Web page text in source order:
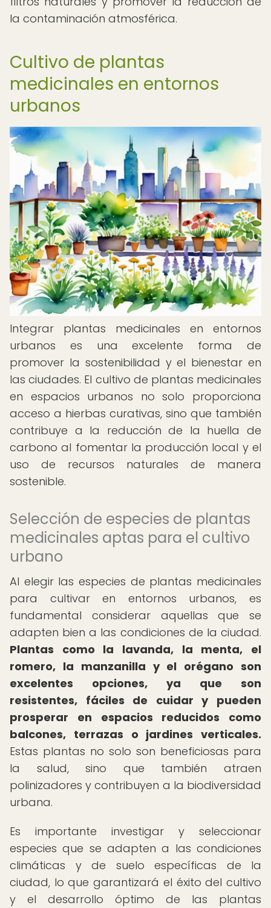
la contaminación atmosférica.
Cultivo de plantas
medicinales en entornos
urbanos
Integrar plantas medicinales en entornos
urbanos es una excelente forma de
promover la sostenibilidad y el bienestar en
las ciudades. El cultivo de plantas medicinales
en espacios urbanos no solo proporciona
acceso a hierbas curativas, sino que también
contribuye a la reducción de la huella de
carbono al fomentar la producción local y el
uso de recursos naturales de manera
sostenible.
Selección de especies de plantas
medicinales aptas para el cultivo
urbano
Al elegir las especies de plantas medicinales
para cultivar en entornos urbanos, es
fundamental considerar aquellas que se
adapten bien a las condiciones de la ciudad.
Plantas como la lavanda, la menta, el
romero, la manzanilla y el orégano son
excelentes opciones, ya que son
resistentes, fáciles de cuidar y pueden
prosperar en espacios reducidos como
balcones, terrazas o jardines verticales.
Estas plantas no solo son beneficiosas para
la salud, sino que también atraen
polinizadores y contribuyen a la biodiversidad
urbana.
Es importante investigar y seleccionar
especies que se adapten a las condiciones
climáticas y de suelo específicas de la
ciudad, lo que garantizará el éxito del cultivo
y el desarrollo óptimo de las plantas